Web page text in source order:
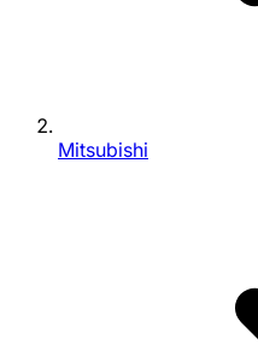
Mitsubishi